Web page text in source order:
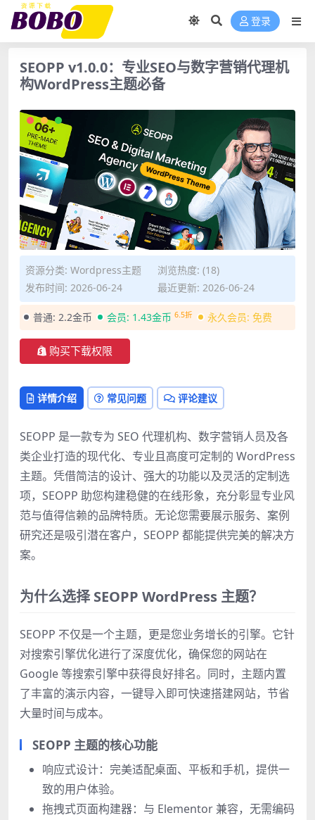
登录
SEOPP v1.0.0：专业SEO与数字营销代理机
构WordPress主题必备
资源分类: Wordpress主题
浏览热度: (18)
发布时间: 2026-06-24
最近更新: 2026-06-24
普通: 2.2金币 会员: 1.43金币 6.5折 永久会员: 免费
购买下载权限
详情介绍 常见问题 评论建议
SEOPP 是一款专为 SEO 代理机构、数字营销人员及各
类企业打造的现代化、专业且高度可定制的 WordPress
主题。凭借简洁的设计、强大的功能以及灵活的定制选
项，SEOPP 助您构建稳健的在线形象，充分彰显专业风
范与值得信赖的品牌特质。无论您需要展示服务、案例
研究还是吸引潜在客户，SEOPP 都能提供完美的解决方
案。
为什么选择 SEOPP WordPress 主题？
SEOPP 不仅是一个主题，更是您业务增长的引擎。它针
对搜索引擎优化进行了深度优化，确保您的网站在
Google 等搜索引擎中获得良好排名。同时，主题内置
了丰富的演示内容，一键导入即可快速搭建网站，节省
大量时间与成本。
SEOPP 主题的核心功能
响应式设计：完美适配桌面、平板和手机，提供一
致的用户体验。
拖拽式页面构建器：与 Elementor 兼容，无需编码